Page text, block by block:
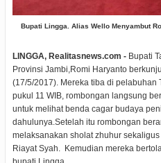
Bupati Lingga. Alias Wello Menyambut
LINGGA, Realitasnews.com -Bupati
Provinsi Jambi,Romi Haryanto
(17/5/2017). Mereka tiba di pelabuhan
pukul 11 WIB, rombongan langsung
untuk melihat benda cagar budaya
dahulunya.Setelah itu rombongan
melaksanakan sholat zhuhur
Riayat Syah. Kemudian mereka